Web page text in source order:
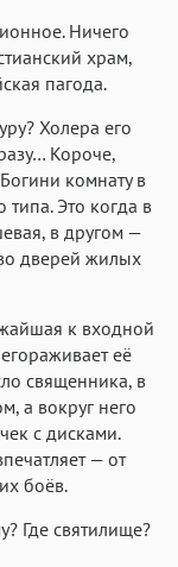
Ничего
храм,
пагода.
Холера его
Короче,
комнату в
Это когда в
в другом —
дверей жилых
к входной
её
священника, в
а вокруг него
с дисками.
— от
боёв.
Где святилище?